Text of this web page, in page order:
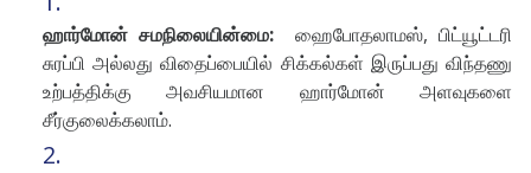
ஹார்மோன் சமநிலையின்மை: ஹைபோதலாமஸ், பிட்யூட்டரி
சுரப்பி அல்லது விதைப்பையில் சிக்கல்கள் இருப்பது விந்தணு
உற்பத்திக்கு அவசியமான ஹார்மோன் அளவுகளை
சீர்குலைக்கலாம்.